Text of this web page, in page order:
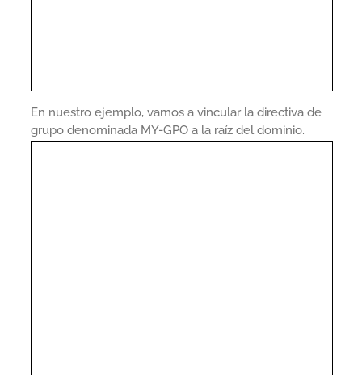
En nuestro ejemplo, vamos a vincular la directiva de
grupo denominada MY-GPO a la raíz del dominio.